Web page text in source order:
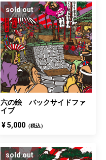
sold out
六の絵 バックサイドファ
イブ
¥ 5,000 （税込）
sold out